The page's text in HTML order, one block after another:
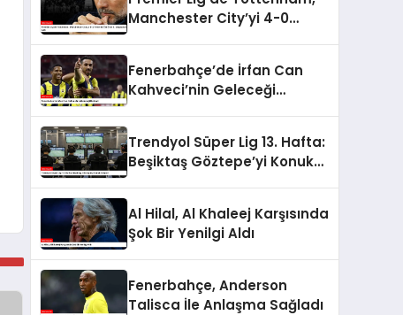
Manchester City’yi 4-0
Fenerbahçe’de İrfan Can
Kahveci’nin Geleceği
Trendyol Süper Lig 13. Hafta:
Beşiktaş Göztepe’yi Konuk
Al Hilal, Al Khaleej Karşısında
Şok Bir Yenilgi Aldı
Fenerbahçe, Anderson
Talisca İle Anlaşma Sağladı